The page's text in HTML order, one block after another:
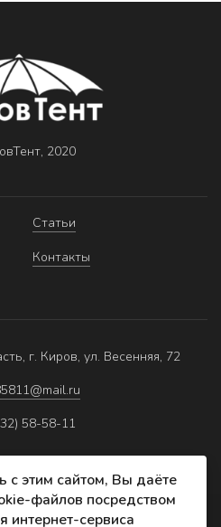
2020
Статьи
Контакты
г. Киров, ул. Весенняя, 72
58-58-11
персональных данных
с этим сайтом, Вы даёте
файлов посредством
интернет-сервиса